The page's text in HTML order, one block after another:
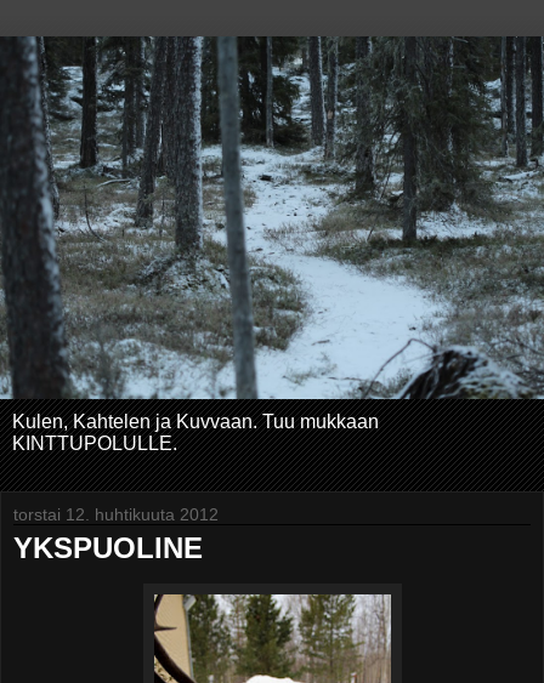
Kulen, Kahtelen ja Kuvvaan. Tuu mukkaan
KINTTUPOLULLE.
torstai 12. huhtikuuta 2012
YKSPUOLINE